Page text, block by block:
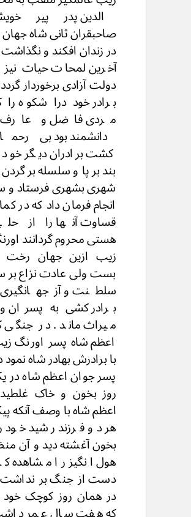
الدین پدر پیر
صاحبقران ثانی شاه جهان
در زندان افکند و نگذاشت
آخرین لمحات حیات نیز
دولت آزادی برخوردار
برادر خود درا شکوه را
مردی فاضل و
دانشمند بود بی
کشت برادران دیگر خود
بند بر پا و سلسله بر
شهری بشهری فرستاد و
انجام فرمان داد که در
قساوت آنها را از
هستی محروم گردانند
زیب ازین جهان رخت
بست ولی عادت نزاع بر
سلطنت و
برادر کشی به پسران
میراث ماند . در جنگی
اعظم شاه پسر اورنگ
با برادرش بهادر شاه نمود
پسر جوان اعظم شاه در
روز بخون و خاک
اعظم شاه با وصف آنکه
هر دو فرزند رشید خود
بخون آغشته دید و آن
هول انگیز را مشاهده
دست از جنگ بر
در همان روز کوچک خود